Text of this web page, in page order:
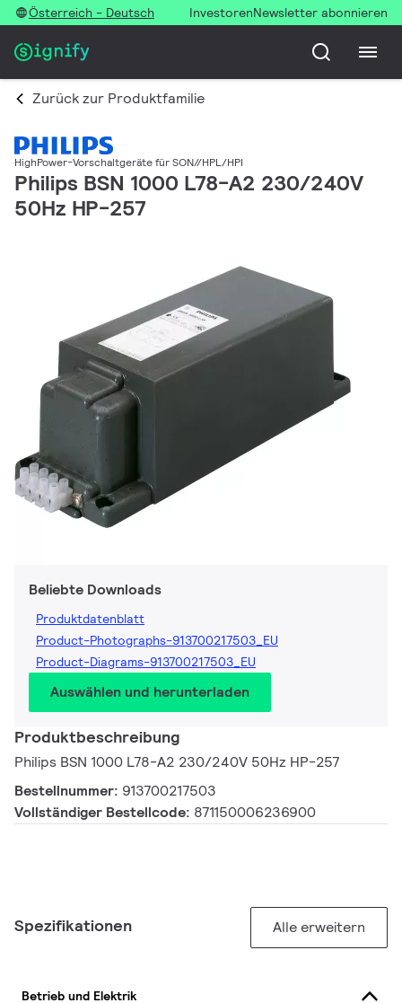
Österreich - Deutsch InvestorenNewsletter abonnieren
Zurück zur Produktfamilie
HighPower-Vorschaltgeräte für SON//HPL/HPI
Philips BSN 1000 L78-A2 230/240V
50Hz HP-257
Beliebte Downloads
Produktdatenblatt
Product-Photographs-913700217503_EU
Product-Diagrams-913700217503_EU
Auswählen und herunterladen
Produktbeschreibung
Philips BSN 1000 L78-A2 230/240V 50Hz HP-257
Bestellnummer: 913700217503
Vollständiger Bestellcode: 871150006236900
Spezifikationen Alle erweitern
Betrieb und Elektrik